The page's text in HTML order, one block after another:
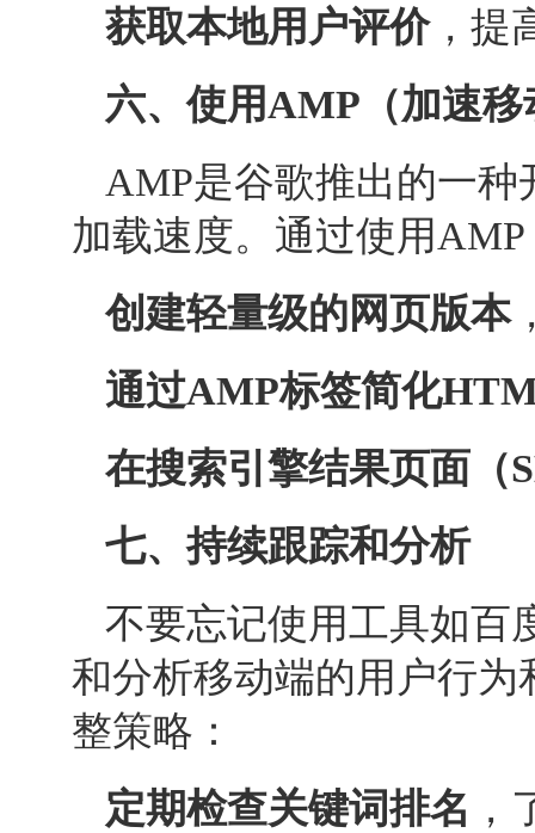
获取本地用户评价，提
六、使用AMP（加速移
AMP是谷歌推出的一
加载速度。通过使用
创建轻量级的网页版本
通过AMP标签简化
在搜索引擎结果页面（
七、持续跟踪和分析
不要忘记使用工具如百
和分析移动端的用户行
整策略：
定期检查关键词排名